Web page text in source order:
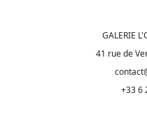
GALERIE
41 rue de
+33 6